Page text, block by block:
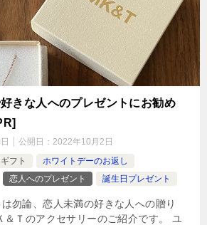
きな人へのプレゼントにお勧め
公開日： 2022年10月2日
フト
ホワイトデーのお返し
恋人へのプレゼント 誕生日プレゼント
勿論、恋人未満の好きな人への贈り
＆Ｔのアクセサリーのご紹介です。 ユ